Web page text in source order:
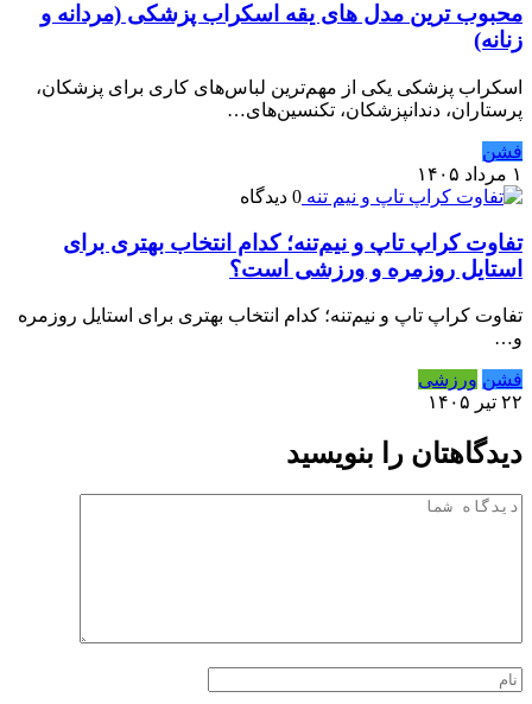
محبوب ترین مدل های یقه اسکراب پزشکی (مردانه و
زنانه)
اسکراب پزشکی یکی از مهم‌ترین لباس‌های کاری برای پزشکان،
پرستاران، دندانپزشکان، تکنسین‌های…
فشن
۱ مرداد ۱۴۰۵
0 دیدگاه
تفاوت کراپ تاپ و نیم‌تنه؛ کدام انتخاب بهتری برای
استایل روزمره و ورزشی است؟
تفاوت کراپ تاپ و نیم‌تنه؛ کدام انتخاب بهتری برای استایل روزمره
و…
فشن ورزشی
۲۲ تیر ۱۴۰۵
دیدگاهتان را بنویسید